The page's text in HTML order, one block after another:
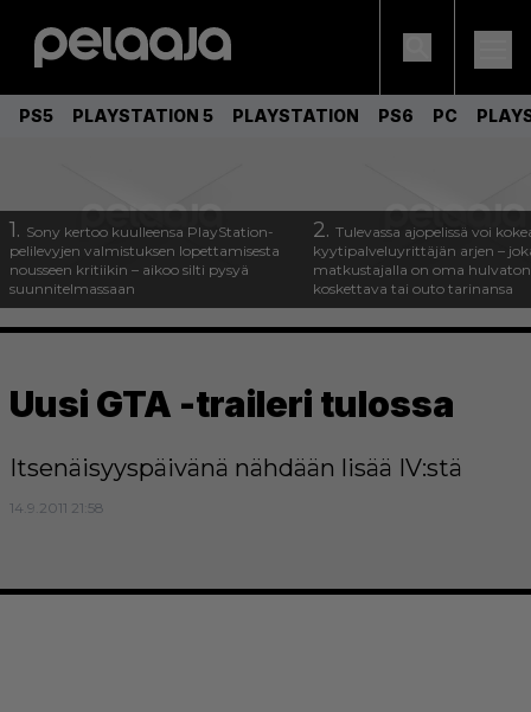
PS5 PLAYSTATION 5 PLAYSTATION PS6 PC
1. Sony kertoo kuulleensa PlayStation-
pelilevyjen valmistuksen lopettamisesta
nousseen kritiikin – aikoo silti pysyä
suunnitelmassaan
2. Tulevassa ajopelissä voi
kyytipalveluyrittäjän arjen –
matkustajalla on oma
koskettava tai outo tarinansa
Uusi GTA -traileri tulossa
Itsenäisyyspäivänä nähdään lisää IV:stä
14.9.2011 21:58